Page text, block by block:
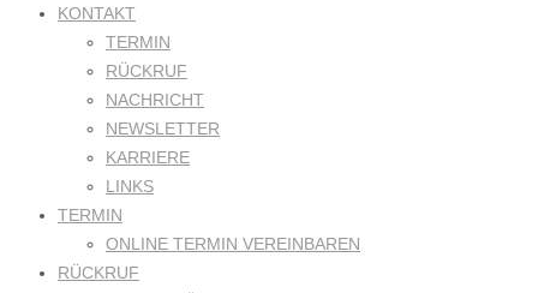
KONTAKT
TERMIN
RÜCKRUF
NACHRICHT
NEWSLETTER
KARRIERE
LINKS
TERMIN
ONLINE TERMIN VEREINBAREN
RÜCKRUF